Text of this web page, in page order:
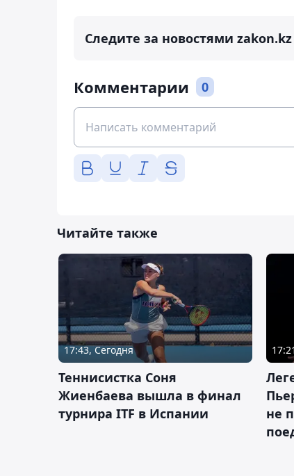
Следите за новостями zakon.kz
Комментарии 0
Читайте также
17:43, Сегодня
Теннисистка Соня
Жиенбаева вышла в финал
турнира ITF в Испании
не